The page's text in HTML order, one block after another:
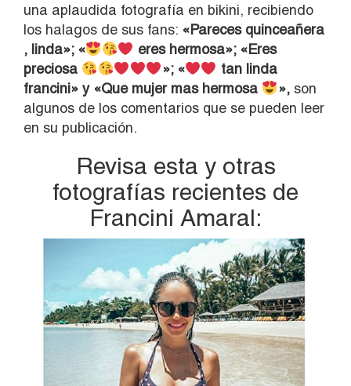
una aplaudida fotografía en bikini, recibiendo
los halagos de sus fans: «Pareces quinceañera
, linda»; «
eres hermosa»; «Eres
preciosa
»; «
tan linda
francini» y «Que mujer mas hermosa
»,son
algunos de los comentarios que se pueden leer
en su publicación.
Revisa esta y otras
fotografías recientes de
Francini Amaral: